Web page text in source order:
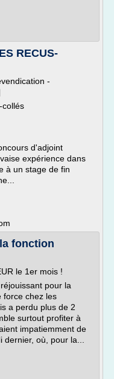
RECUS-
-
collés
d'adjoint
expérience dans
à un stage de fin
fonction
le 1er mois !
pour la
force chez les
a perdu plus de 2
surtout profiter à
impatiemment de
où, pour la...